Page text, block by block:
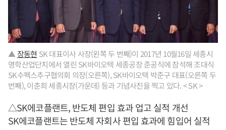
▲ 장동현 SK 대표이사 사장(왼쪽 두 번째)이 2017년 10월16일 세종시
명학산업단지에서 열린 SK바이오텍 세종공장 준공식에 참석해 조대식
SK수펙스추구협의회 의장(오른쪽), SK바이오텍 박준구 대표(오른쪽 두
번째), 이춘희 세종시장(가운데) 등과 기념사진을 찍고 있다. < SK >
△SK에코플랜트, 반도체 편입 효과 업고 실적 개선
SK에코플랜트는 반도체 자회사 편입 효과에 힘입어 실적